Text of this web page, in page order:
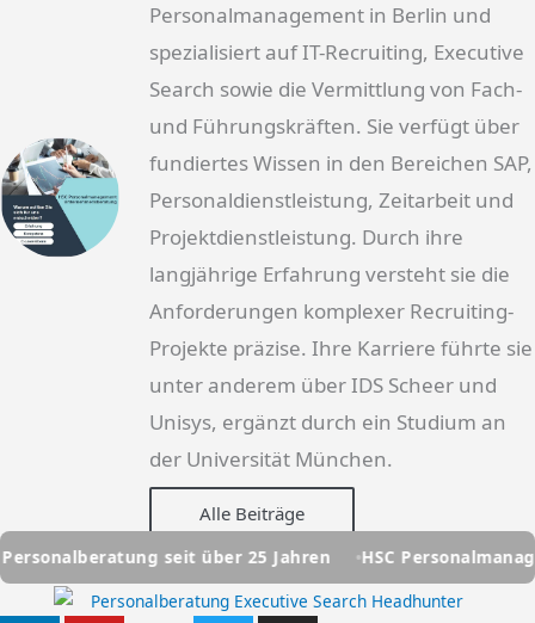
Personalmanagement in Berlin und
spezialisiert auf IT-Recruiting, Executive
Search sowie die Vermittlung von Fach-
und Führungskräften. Sie verfügt über
fundiertes Wissen in den Bereichen SAP,
Personaldienstleistung, Zeitarbeit und
Projektdienstleistung. Durch ihre
langjährige Erfahrung versteht sie die
Anforderungen komplexer Recruiting-
Projekte präzise. Ihre Karriere führte sie
unter anderem über IDS Scheer und
Unisys, ergänzt durch ein Studium an
der Universität München.
Alle Beiträge
über 25 Jahren HSC Personalmanagement - Ihre